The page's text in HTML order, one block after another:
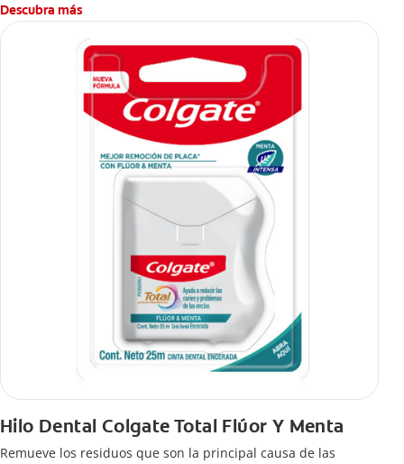
Descubra más
Hilo Dental Colgate Total Flúor Y Menta
Remueve los residuos que son la principal causa de las